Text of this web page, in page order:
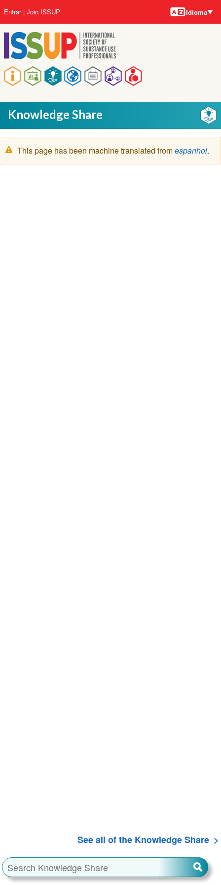
para
o
conteúdo
principal
Navegação
principal
Menu
da
conta
do
usuário
Entrar Join ISSUP Idiomas
Idioma
Knowledge Share
Mensagem
de
This page has been machine translated fromespanhol.
See all of the Knowledge Share